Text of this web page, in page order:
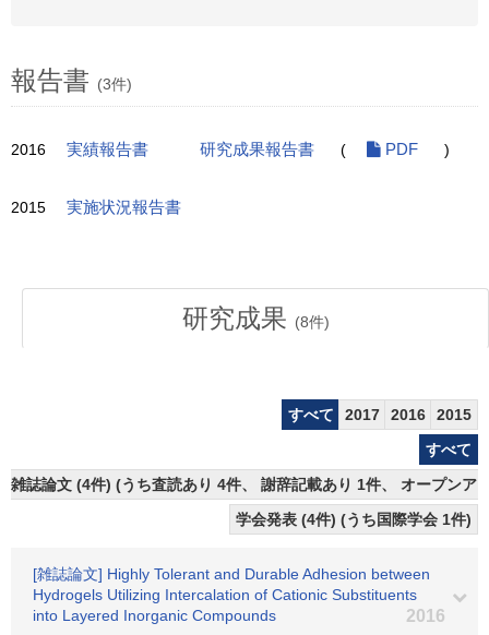
報告書 (3件)
2016 実績報告書 研究成果報告書 ( PDF )
2015 実施状況報告書
研究成果 (8件)
すべて 2017 2016
2015
すべて
雑誌論文 (4件) (うち査読あり 4件、 謝辞記載あり 1件、 オープンア
学会発表 (4件) (うち国際学会 1件)
[雑誌論文] Highly Tolerant and Durable Adhesion between
Hydrogels Utilizing Intercalation of Cationic Substituents
into Layered Inorganic Compounds
2016